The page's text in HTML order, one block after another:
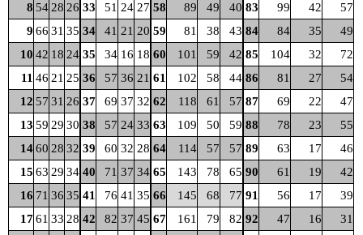
8 54 28 26 33 51 24 27 58 89 49 40 83 99 42
57
9 66 31 35 34 41 21 20 59 81 38 43 84 84 35
49
10 42 18 24 35 34 16 18 60 101 59 42 85 104 32
72
11 46 21 25 36 57 36 21 61 102 58 44 86 81 27
54
12 57 31 26 37 69 37 32 62 118 61 57 87 69 22
47
13 59 29 30 38 57 24 33 63 109 50 59 88 78 23
55
1460 28 32 39 60 32 28 64 114 57 57 89 63 17
46
15 63 29 34 40 71 37 34 65 143 78 65 90 61 19
42
16 71 36 35 41 76 41 35 66 145 68 77 91 56 17
39
1761 33 28 42 82 37 45 67 161 79 82 92 47 16
31